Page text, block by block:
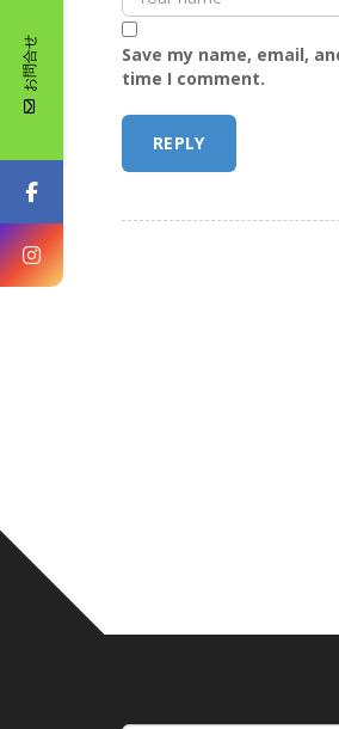
Save my name, email,
time I comment.
お問合せ